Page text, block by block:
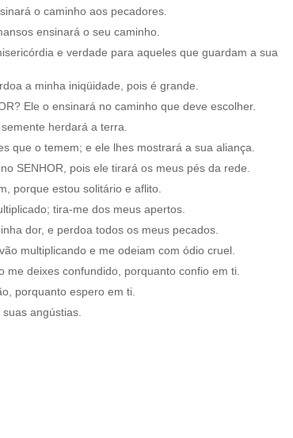
o caminho aos pecadores.
ensinará o seu caminho.
e verdade para aqueles que guardam a sua
a minha iniqüidade, pois é grande.
Ele o ensinará no caminho que deve escolher.
herdará a terra.
que o temem; e ele lhes mostrará a sua aliança.
SENHOR, pois ele tirará os meus pés da rede.
porque estou solitário e aflito.
tira-me dos meus apertos.
dor, e perdoa todos os meus pecados.
multiplicando e me odeiam com ódio cruel.
deixes confundido, porquanto confio em ti.
porquanto espero em ti.
angústias.